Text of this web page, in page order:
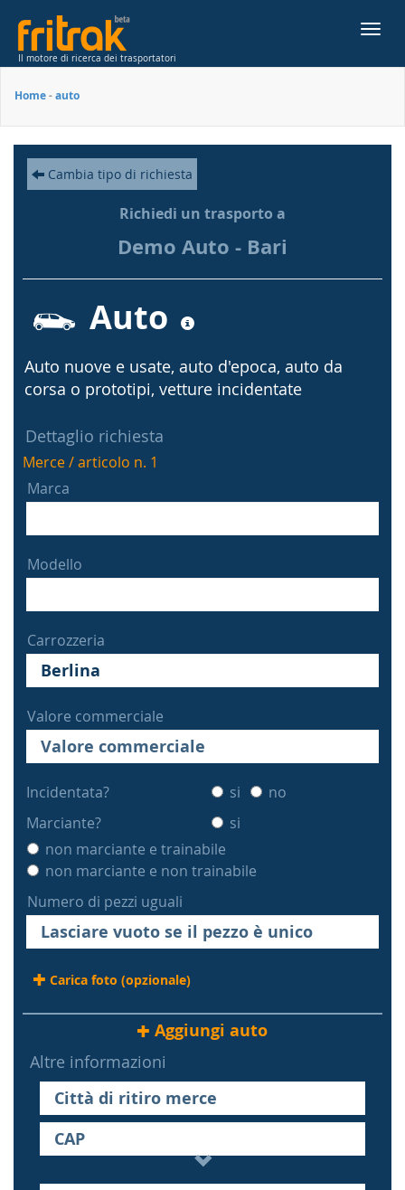
Il motore di ricerca dei trasportatori
Home-auto
Cambia tipo di richiesta
Richiedi un trasporto a
Demo Auto - Bari
Auto
Auto nuove e usate, auto d'epoca, auto da
corsa o prototipi, vetture incidentate
Dettaglio richiesta
Merce / articolo n. 1
Marca
Modello
Carrozzeria
Valore commerciale
Incidentata? si
no
Marciante?
si
non marciante e trainabile
non marciante e non trainabile
Numero di pezzi uguali
Carica foto (opzionale)
Aggiungi auto
Altre informazioni